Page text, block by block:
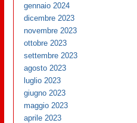
gennaio 2024
dicembre 2023
novembre 2023
ottobre 2023
settembre 2023
agosto 2023
luglio 2023
giugno 2023
maggio 2023
aprile 2023